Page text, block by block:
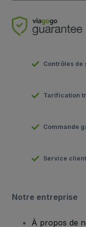
Contrôles de
Tarification
Commande
Service
Notre entreprise
À propos de